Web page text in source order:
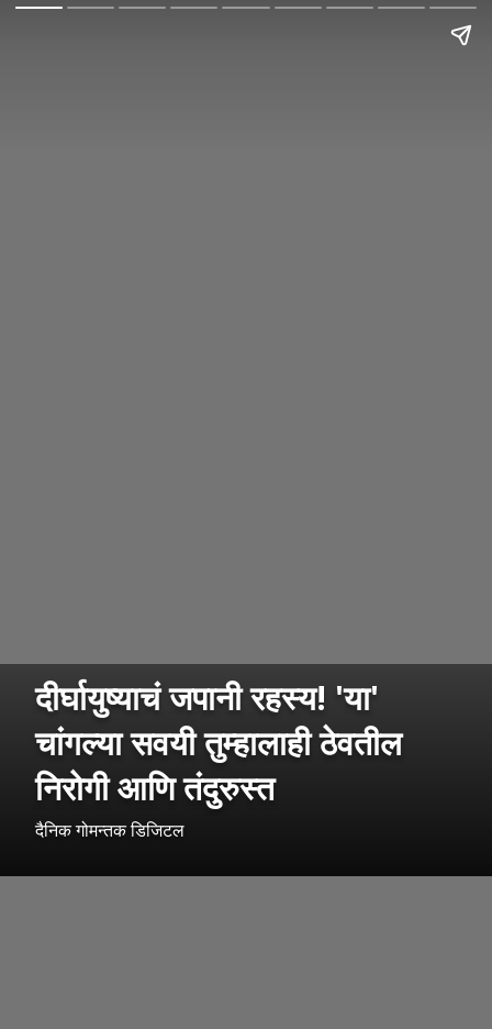
दीर्घायुष्याचं जपानी रहस्य! 'या'
चांगल्या सवयी तुम्हालाही ठेवतील
निरोगी आणि तंदुरुस्त
दैनिक गोमन्तक डिजिटल